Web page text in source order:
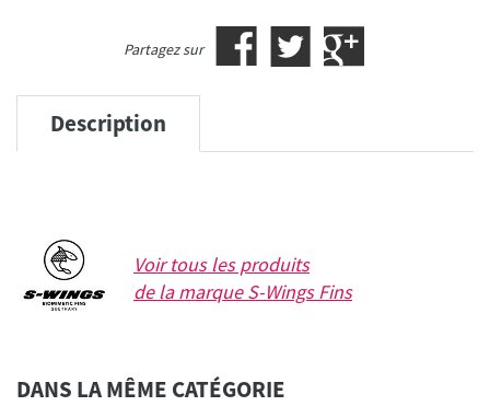
Partagez sur
Description
Voir tous les produits
de la marqueS-Wings Fins
DANS LA MÊME CATÉGORIE